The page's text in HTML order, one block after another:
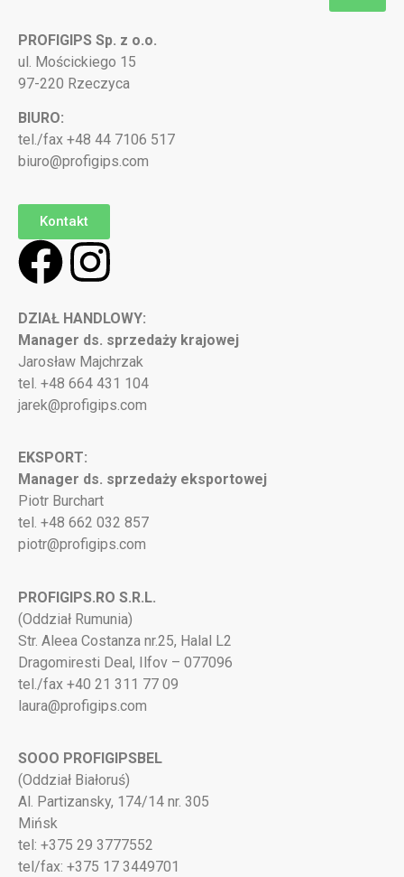
PROFIGIPS Sp. z o.o.
ul. Mościckiego 15
97-220 Rzeczyca
BIURO:
tel./fax +48 44 7106 517
biuro@profigips.com
Kontakt
DZIAŁ HANDLOWY:
Manager ds. sprzedaży krajowej
Jarosław Majchrzak
tel. +48 664 431 104
jarek@profigips.com
EKSPORT:
Manager ds. sprzedaży eksportowej
Piotr Burchart
tel. +48 662 032 857
piotr@profigips.com
PROFIGIPS.RO S.R.L.
(Oddział Rumunia)
Str. Aleea Costanza nr.25, Halal L2
Dragomiresti Deal, Ilfov – 077096
tel./fax +40 21 311 77 09
laura@profigips.com
SOOO PROFIGIPSBEL
(Oddział Białoruś)
Al. Partizansky, 174/14 nr. 305
Mińsk
tel: +375 29 3777552
tel/fax: +375 17 3449701